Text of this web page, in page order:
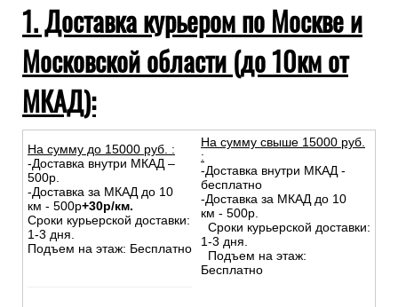
1. Доставка курьером по Москве и
Московской области (до 10км от
МКАД):
На сумму до 15000 руб. :
-Доставка внутри МКАД –
500р.
-Доставка за МКАД до 10
км - 500р+30р/км.
Сроки курьерской доставки:
1-3 дня.
Подъем на этаж: Бесплатно
На сумму свыше 15000 руб.
:
-Доставка внутри МКАД -
бесплатно
-Доставка за МКАД до 10
км - 500р.
Сроки курьерской доставки:
1-3 дня.
Подъем на этаж:
Бесплатно